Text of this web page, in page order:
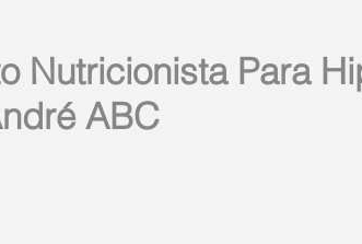
Nutricionista Para
ABC